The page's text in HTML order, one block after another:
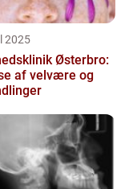
2025
Østerbro:
af velvære og